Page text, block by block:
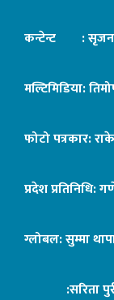
कन्टेन्ट : सृजना
मल्टिमिडिया:
फोटो पत्रकार:
प्रदेश प्रतिनिधि:
ग्लोबल: सुम्मा
:सरिता पुरी